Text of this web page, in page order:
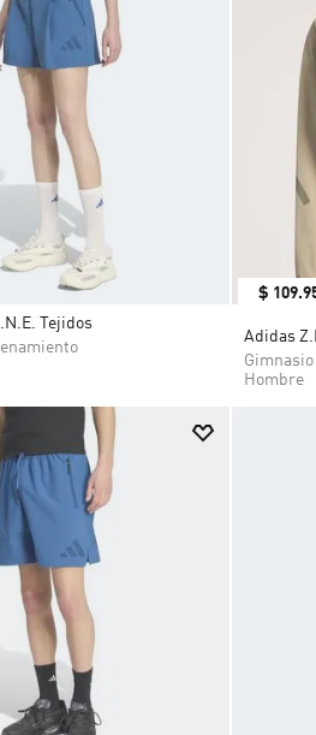
Tejidos
$ 109.
Adidas
Hombre
CHANCLETAS